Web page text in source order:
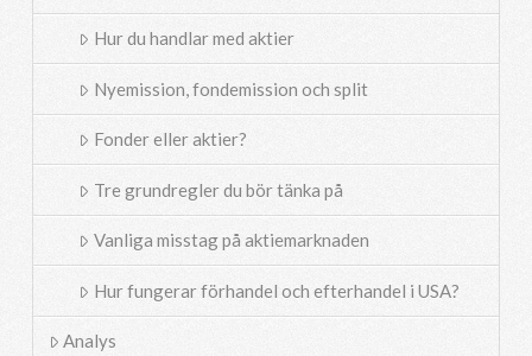
Hur du handlar med aktier
Nyemission, fondemission och split
Fonder eller aktier?
Tre grundregler du bör tänka på
Vanliga misstag på aktiemarknaden
Hur fungerar förhandel och efterhandel i USA?
Analys